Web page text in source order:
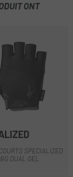
ONT
SPECIALIZED
BG DUAL GEL